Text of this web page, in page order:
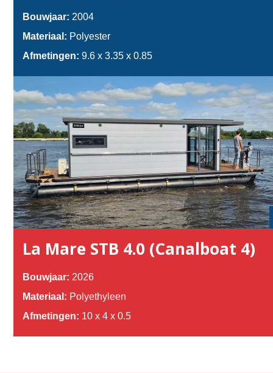
Bouwjaar: 2004
Materiaal: Polyester
Afmetingen: 9.6 x 3.35 x 0.85
La Mare STB 4.0 (Canalboat 4)
Bouwjaar: 2026
Materiaal: Polyethyleen
Afmetingen: 10 x 4 x 0.5